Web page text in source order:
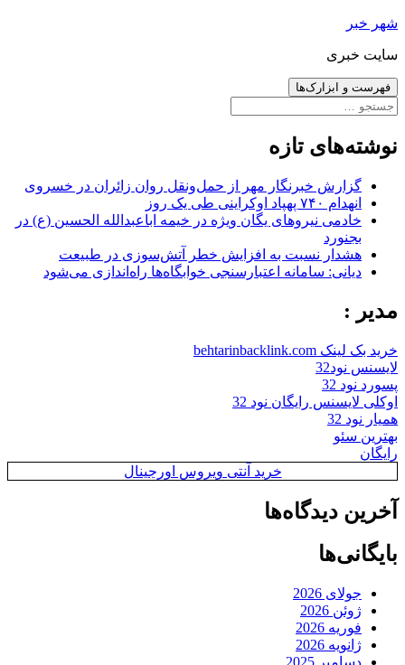
رفتن
نوشته‌ها
شهر خبر
سایت خبری
فهرست و ابزارک‌ها
جستجو
نوشته‌های تازه
گزارش خبرنگار مهر از حمل‌ونقل روان زائران در خسروی
انهدام ۷۴۰ پهپاد اوکراینی طی یک روز
خادمی نیروهای یگان ویژه در خیمه اباعبدالله الحسین (ع) در
بجنورد
هشدار نسبت به افزایش خطر آتش‌سوزی در طبیعت
دیانی: سامانه اعتبارسنجی خوابگاه‌ها راه‌اندازی می‌شود
مدیر :
خرید بک لینک behtarinbacklink.com
لایسنس نود32
پسورد نود 32
اوکلی لایسنس رایگان نود 32
همیار نود 32
بهترین سئو
رایگان
خرید آنتی ویروس اورجینال
آخرین دیدگاه‌ها
بایگانی‌ها
جولای 2026
ژوئن 2026
فوریه 2026
ژانویه 2026